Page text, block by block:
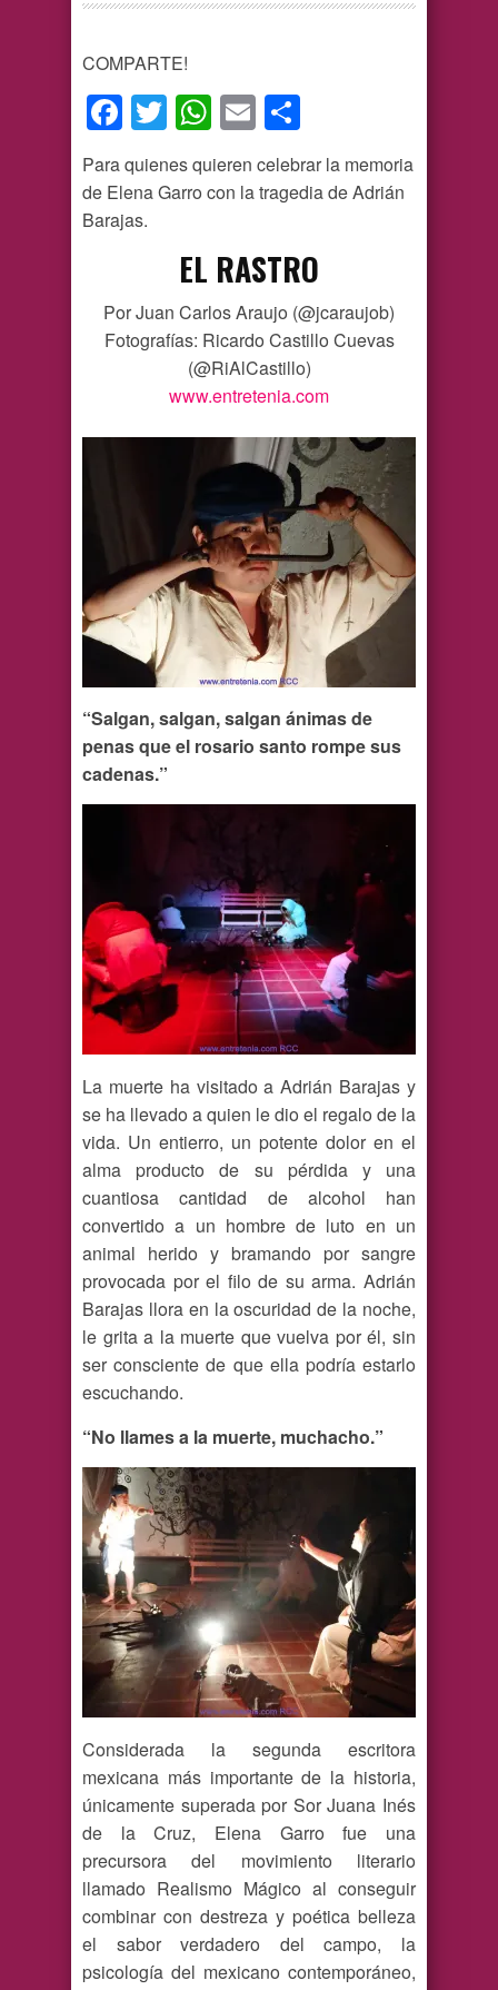
COMPARTE!
Facebook
TwitterWhatsApp
Email
Para quienes quieren celebrar la memoria
de Elena Garro con la tragedia de Adrián
Barajas.
EL RASTRO
Por Juan Carlos Araujo (@jcaraujob)
Fotografías: Ricardo Castillo Cuevas
(@RiAlCastillo)
www.entretenia.com
“Salgan, salgan, salgan ánimas de
penas que el rosario santo rompe sus
cadenas.”
La muerte ha visitado a Adrián Barajas y
se ha llevado a quien le dio el regalo de la
vida. Un entierro, un potente dolor en el
alma producto de su pérdida y una
cuantiosa cantidad de alcohol han
convertido a un hombre de luto en un
animal herido y bramando por sangre
provocada por el filo de su arma. Adrián
Barajas llora en la oscuridad de la noche,
le grita a la muerte que vuelva por él, sin
ser consciente de que ella podría estarlo
escuchando.
“No llames a la muerte, muchacho.”
Considerada la segunda escritora
mexicana más importante de la historia,
únicamente superada por Sor Juana Inés
de la Cruz, Elena Garro fue una
precursora del movimiento literario
llamado Realismo Mágico al conseguir
combinar con destreza y poética belleza
el sabor verdadero del campo, la
psicología del mexicano contemporáneo,